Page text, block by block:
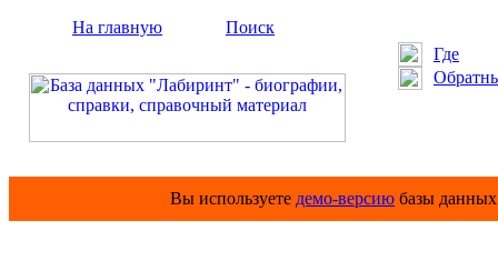
На главную
Поиск
Где
Вы используете демо-версию базы